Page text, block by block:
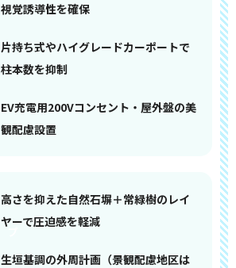
視覚誘導性を確保
片持ち式やハイグレードカーポートで
柱本数を抑制
EV充電用200Vコンセント・屋外盤の美
観配慮設置
高さを抑えた自然石塀＋常緑樹のレイ
ヤーで圧迫感を軽減
生垣基調の外周計画（景観配慮地区は